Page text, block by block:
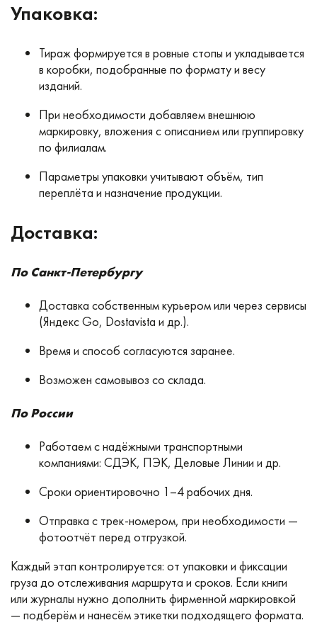
Упаковка:
Тираж формируется в ровные стопы и укладывается
в коробки, подобранные по формату и весу
изданий.
При необходимости добавляем внешнюю
маркировку, вложения с описанием или группировку
по филиалам.
Параметры упаковки учитывают объём, тип
переплёта и назначение продукции.
Доставка:
По Санкт-Петербургу
Доставка собственным курьером или через сервисы
(Яндекс Go, Dostavista и др.).
Время и способ согласуются заранее.
Возможен самовывоз со склада.
По России
Работаем с надёжными транспортными
компаниями: СДЭК, ПЭК, Деловые Линии и др.
Сроки ориентировочно 1–4 рабочих дня.
Отправка с трек-номером, при необходимости —
фотоотчёт перед отгрузкой.
Каждый этап контролируется: от упаковки и фиксации
груза до отслеживания маршрута и сроков. Если книги
или журналы нужно дополнить фирменной маркировкой
— подберём и нанесём этикетки подходящего формата.